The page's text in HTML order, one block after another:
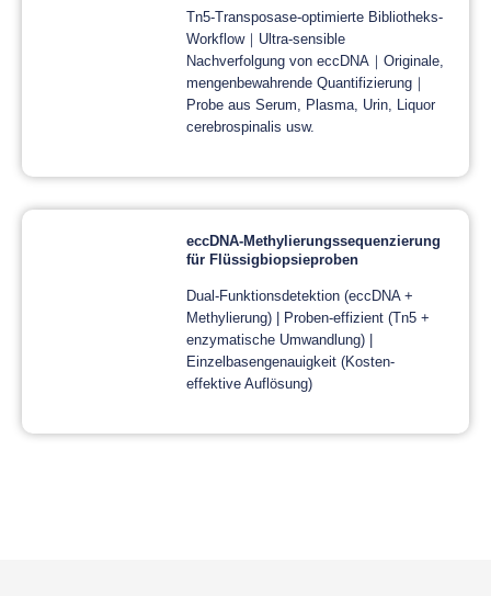
Tn5-Transposase-optimierte Bibliotheks-
Workflow｜Ultra-sensible
Nachverfolgung von eccDNA｜Originale,
mengenbewahrende Quantifizierung｜
Probe aus Serum, Plasma, Urin, Liquor
cerebrospinalis usw.
eccDNA-Methylierungssequenzierung
für Flüssigbiopsieproben
Dual-Funktionsdetektion (eccDNA +
Methylierung) | Proben-effizient (Tn5 +
enzymatische Umwandlung) |
Einzelbasengenauigkeit (Kosten-
effektive Auflösung)